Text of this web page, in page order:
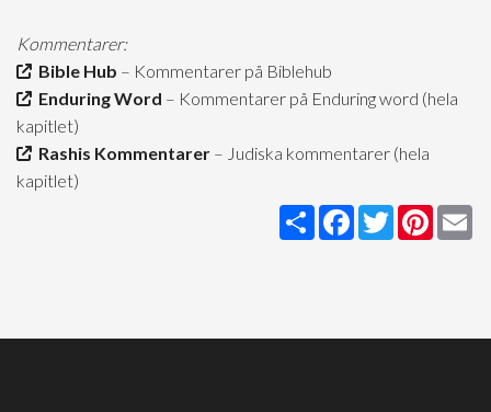
Kommentarer:
Bible Hub – Kommentarer på Biblehub
Enduring Word – Kommentarer på Enduring word (hela
kapitlet)
Rashis Kommentarer – Judiska kommentarer (hela
kapitlet)
Share Facebook
Twitter